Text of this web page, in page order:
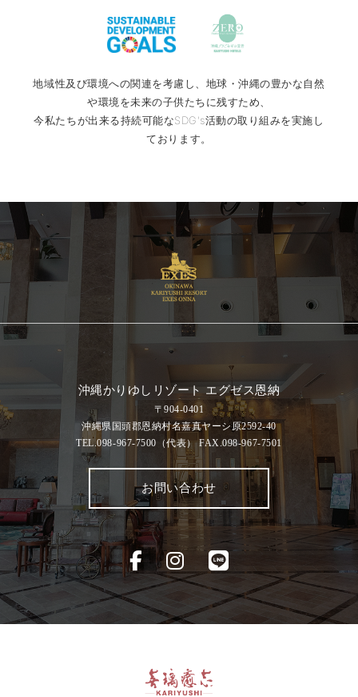
地域性及び環境への関連を考慮し、地球・沖縄の豊かな自然
や環境を未来の子供たちに残すため、
今私たちが出来る持続可能なSDG's活動の取り組みを実施し
ております。
沖縄かりゆしリゾート エグゼス恩納
〒904-0401
沖縄県国頭郡恩納村名嘉真ヤーシ原2592-40
TEL.098-967-7500 （代表）FAX.098-967-7501
お問い合わせ